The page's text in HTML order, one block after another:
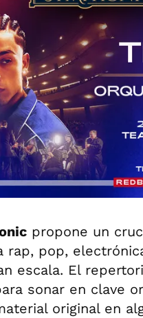
propone un
rap, pop,
escala. El
sonar en clave
original en